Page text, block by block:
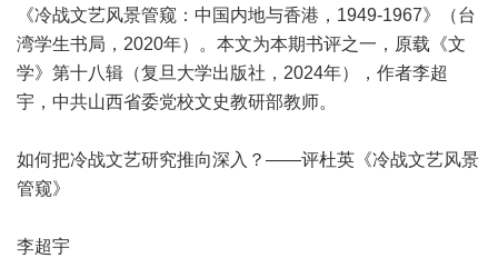
《冷战文艺风景管窥：中国内地与香港，1949-1967》（台
湾学生书局，2020年）。本文为本期书评之一，原载《文
学》第十八辑（复旦大学出版社，2024年），作者李超
宇，中共山西省委党校文史教研部教师。
如何把冷战文艺研究推向深入？——评杜英《冷战文艺风景
管窥》
李超宇